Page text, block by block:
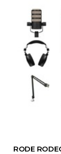
RODE